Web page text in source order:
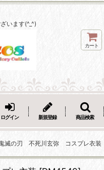
います(^_^)
カート
ログイン 新規登録 商品検索
鬼滅の刃 不死川玄弥 コスプレ衣装